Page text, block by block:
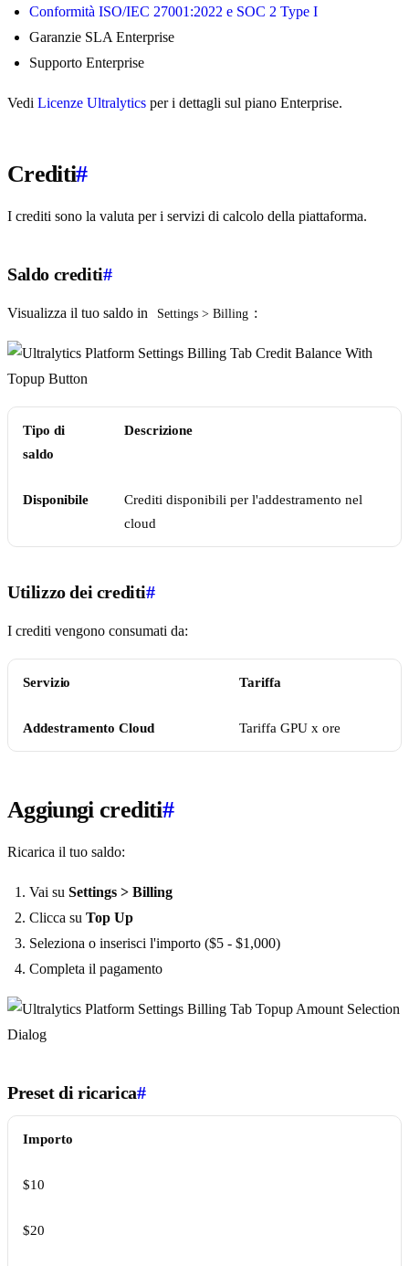
Conformità ISO/IEC 27001:2022 e SOC 2 Type I
Garanzie SLA Enterprise
Supporto Enterprise
Vedi Licenze Ultralytics per i dettagli sul piano Enterprise.
Crediti#
I crediti sono la valuta per i servizi di calcolo della piattaforma.
Saldo crediti#
Visualizza il tuo saldo in Settings > Billing :
Tipo di
saldo
Descrizione
Disponibile
Crediti disponibili per l'addestramento nel
cloud
Utilizzo dei crediti#
I crediti vengono consumati da:
Servizio Tariffa
Addestramento Cloud Tariffa GPU x ore
Aggiungi crediti#
Ricarica il tuo saldo:
Vai su Settings > Billing
Clicca su Top Up
Seleziona o inserisci l'importo ($5 - $1,000)
Completa il pagamento
Preset di ricarica#
Importo
$10
$20